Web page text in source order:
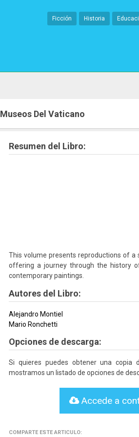
Ficción Historia
Museos Del Vaticano
Resumen del Libro:
This volume presents reproductions of
offering a journey through the history
contemporary paintings.
Autores del Libro:
Alejandro Montiel
Mario Ronchetti
Opciones de descarga:
Si quieres puedes obtener una copia
mostramos un listado de opciones de
Accede a
COMPARTE ESTE ARTICULO: